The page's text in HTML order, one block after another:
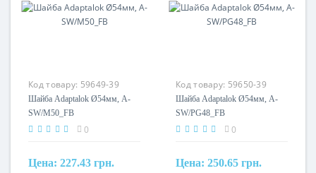
Код товару: 59649-39
Шайба Adaptalok Ø54мм, A-
SW/M50_FB
0
Цена: 227.43 грн.
Код товару: 59650-39
Шайба Adaptalok Ø54мм, A-
SW/PG48_FB
0
Цена: 250.65 грн.